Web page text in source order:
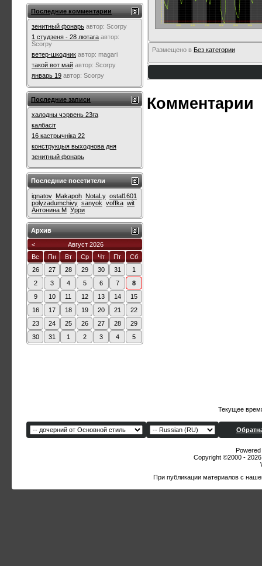
Размещено в Без категории
Комментарии
Последние комментарии
зенитный фонарь автор: Scorpy
1 студзеня - 28 лютага автор:
Scorpy
ветер-шкодник автор: magari
такой вот май автор: Scorpy
январь 19 автор: Scorpy
Последние записи
халодны чэрвень 23га
калбасіт
16 кастрычніка 22
конструкцыя выходнова дня
зенитный фонарь
Последние посетители
ignatov Makapoh NotaLy ostal1601
polyzadumchivy sanyok voffka wit
Антонина М Урри
Архив
<
Август 2026
Вс
Пн Вт Ср Чт Пт
Сб
26
27 28 29 30 31
1
2
3 4 5 6 7
8
9
10 11 12 13 14
15
16
17 18 19 20 21
22
23
24 25 26 27 28
29
30
31 1 2 3 4 5
Текущее
Copyright ©2000 -
При публикации материалов с